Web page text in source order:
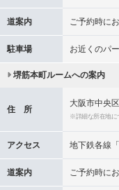
道案内 ご予約時に
駐車場 お近くのパ
堺筋本町ルームへの案内
住 所
大阪市中央
※詳細な所在地に
アクセス 地下鉄各線
道案内 ご予約時に